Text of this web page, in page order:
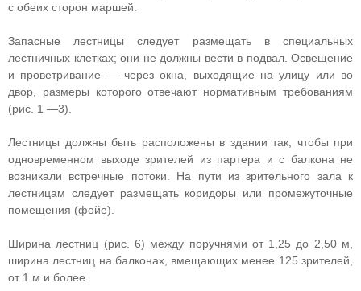
с обеих сторон маршей.
Запасные лестницы следует размещать в специальных
лестничных клетках; они не должны вести в подвал. Освещение
и проветривание — через окна, выходящие на улицу или во
двор, размеры которого отвечают нормативным требованиям
(рис. 1 —3).
Лестницы должны быть расположены в здании так, чтобы при
одновременном выходе зрителей из партера и с балкона не
возникали встречные потоки. На пути из зрительного зала к
лестницам следует размещать коридоры или промежуточные
помещения (фойе).
Ширина лестниц (рис. 6) между поручнями от 1,25 до 2,50 м,
ширина лестниц на балконах, вмещающих менее 125 зрителей,
от 1 м и более.